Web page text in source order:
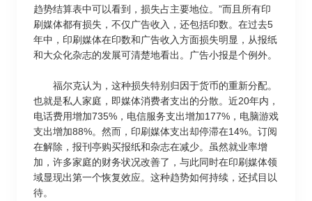
趋势结算表中可以看到，损失占主要地位。”而且所有印
刷媒体都有损失，不仅广告收入，还包括印数。在过去5
年中，印刷媒体在印数和广告收入方面损失明显，从报纸
和大众化杂志的发展可清楚地看出。广告小报是个例外。
福尔克认为，这种损失特别归因于货币的重新分配。
也就是私人家庭，即媒体消费者支出的分散。近20年内，
电话费用增加735%，电信服务支出增加177%，电脑游戏
支出增加88%。然而，印刷媒体支出却停滞在14%。订阅
在解除，报刊亭购买报纸和杂志在减少。虽然就业率增
加，许多家庭的财务状况改善了，与此同时在印刷媒体领
域显现出第一个恢复效应。这种趋势如何持续，还拭目以
待。